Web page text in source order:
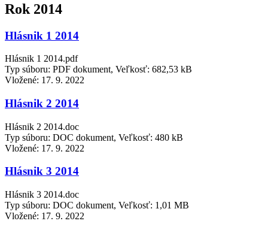
Rok 2014
Hlásnik 1 2014
Hlásnik 1 2014.pdf
Typ súboru: PDF dokument, Veľkosť: 682,53 kB
Vložené: 17. 9. 2022
Hlásnik 2 2014
Hlásnik 2 2014.doc
Typ súboru: DOC dokument, Veľkosť: 480 kB
Vložené: 17. 9. 2022
Hlásnik 3 2014
Hlásnik 3 2014.doc
Typ súboru: DOC dokument, Veľkosť: 1,01 MB
Vložené: 17. 9. 2022